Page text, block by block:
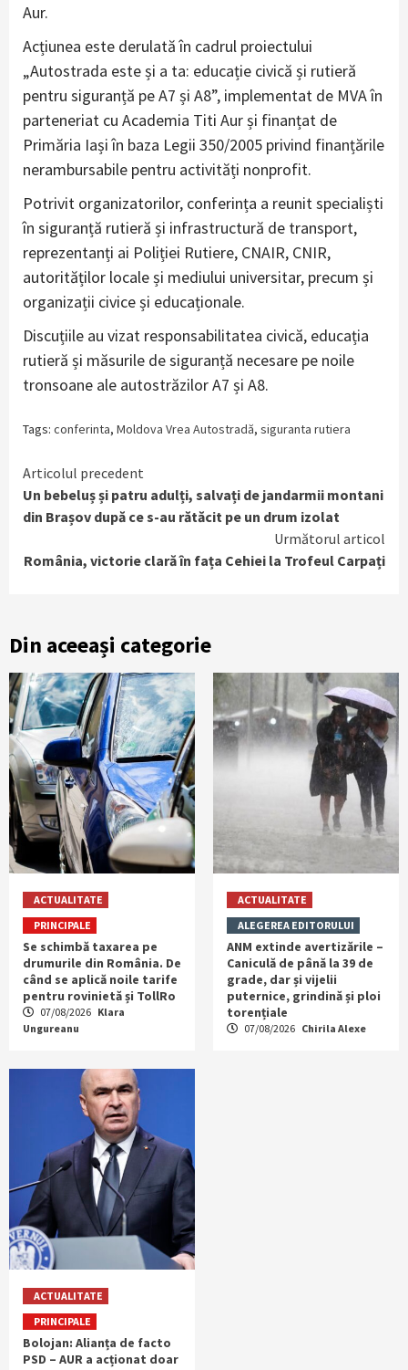
Aur.
Acțiunea este derulată în cadrul proiectului
„Autostrada este și a ta: educație civică și rutieră
pentru siguranță pe A7 și A8”, implementat de MVA în
parteneriat cu Academia Titi Aur și finanțat de
Primăria Iași în baza Legii 350/2005 privind finanțările
nerambursabile pentru activități nonprofit.
Potrivit organizatorilor, conferința a reunit specialiști
în siguranță rutieră și infrastructură de transport,
reprezentanți ai Poliției Rutiere, CNAIR, CNIR,
autorităților locale și mediului universitar, precum și
organizații civice și educaționale.
Discuțiile au vizat responsabilitatea civică, educația
rutieră și măsurile de siguranță necesare pe noile
tronsoane ale autostrăzilor A7 și A8.
Tags: conferinta, Moldova Vrea Autostradă, siguranta rutiera
Continue
Reading
Articolul precedent
Un bebeluș și patru adulți, salvați de jandarmii montani
din Brașov după ce s-au rătăcit pe un drum izolat
Următorul articol
România, victorie clară în fața Cehiei la Trofeul Carpați
Din aceeași categorie
ACTUALITATE
PRINCIPALE
Se schimbă taxarea pe
drumurile din România. De
când se aplică noile tarife
pentru rovinietă și TollRo
07/08/2026 Klara
Ungureanu
ACTUALITATE
ALEGEREA EDITORULUI
ANM extinde avertizările –
Caniculă de până la 39 de
grade, dar și vijelii
puternice, grindină și ploi
torențiale
07/08/2026 Chirila Alexe
ACTUALITATE
PRINCIPALE
Bolojan: Alianța de facto
PSD – AUR a acționat doar